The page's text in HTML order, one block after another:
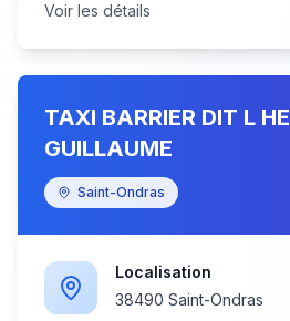
Voir les détails
TAXI BARRIER DIT L
GUILLAUME
Saint-Ondras
Localisation
38490 Saint-Ondras